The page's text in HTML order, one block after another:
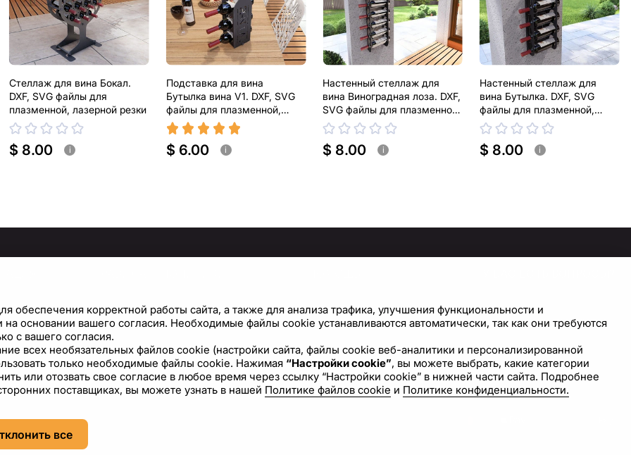
Стеллаж для вина Бокал.
DXF, SVG файлы для
плазменной, лазерной резки
$ 8.00 i
Подставка для вина
Бутылка вина V1. DXF, SVG
файлы для плазменной,
лазерной резки
$ 6.00 i
Настенный стеллаж для
вина Виноградная лоза. DXF,
SVG файлы для плазменной,
лазерной резки
$ 8.00 i
Настенный стеллаж для
вина Бутылка. DXF, SVG
файлы для плазменной,
лазерной резки
$ 8.00 i
Условия использования сайта
Политика файлов cookie
Лицензионное соглашение
Настройки cookie
Напишите нам
корректной работы сайта, а также для анализа трафика, улучшения функциональности и
основании вашего согласия. Необходимые файлы cookie устанавливаются автоматически, так как они требуются
с вашего согласия.
всех необязательных файлов cookie (настройки сайта, файлы cookie веб-аналитики и персонализированной
только необходимые файлы cookie. Нажимая “Настройки cookie”, вы можете выбрать, какие категории
или отозвать свое согласие в любое время через ссылку “Настройки cookie” в нижней части сайта. Подробнее
поставщиках, вы можете узнать в нашей Политике файлов cookie и Политике конфиденциальности.
все